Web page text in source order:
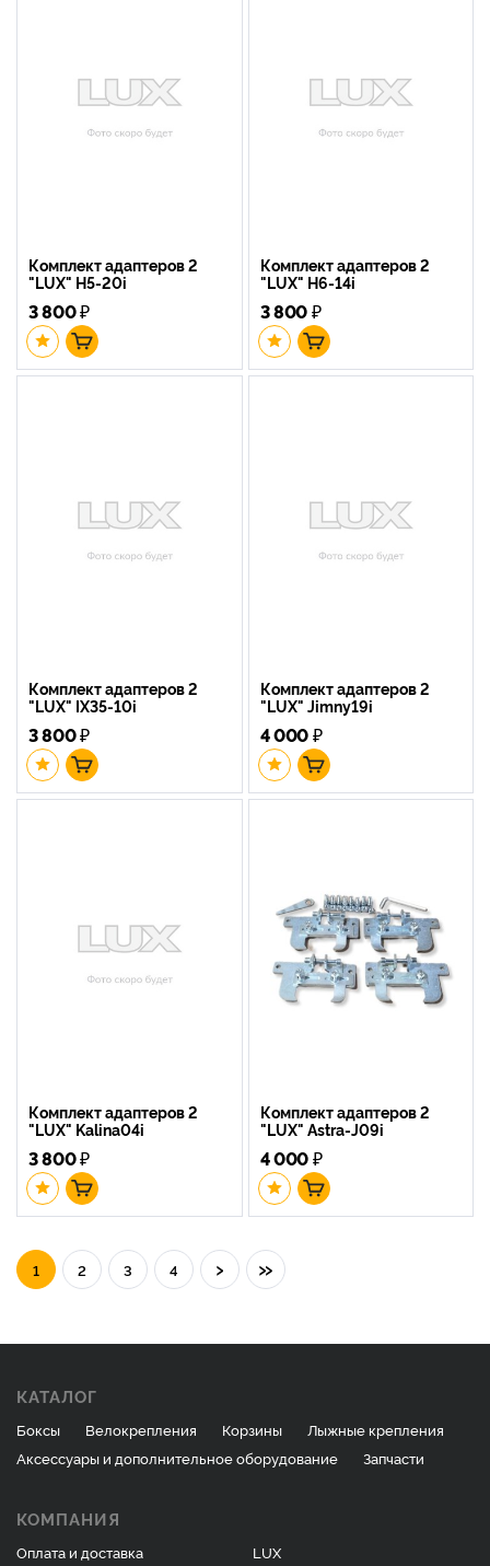
Комплект адаптеров 2
"LUX" H5-20i
3 800₽
Комплект адаптеров 2
"LUX" H6-14i
3 800₽
Комплект адаптеров 2
"LUX" IX35-10i
3 800₽
Комплект адаптеров 2
"LUX" Jimny19i
4 000₽
Комплект адаптеров 2
"LUX" Kalina04i
3 800₽
Комплект адаптеров 2
"LUX" Astra-J09i
4 000₽
1 2 3 4 › »
КАТАЛОГ
Боксы Велокрепления Корзины
Лыжные крепления
Аксессуары и дополнительное оборудование
Запчасти
КОМПАНИЯ
Оплата и доставка LUX